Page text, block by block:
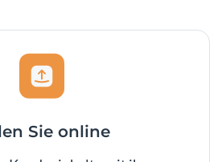
Sie online